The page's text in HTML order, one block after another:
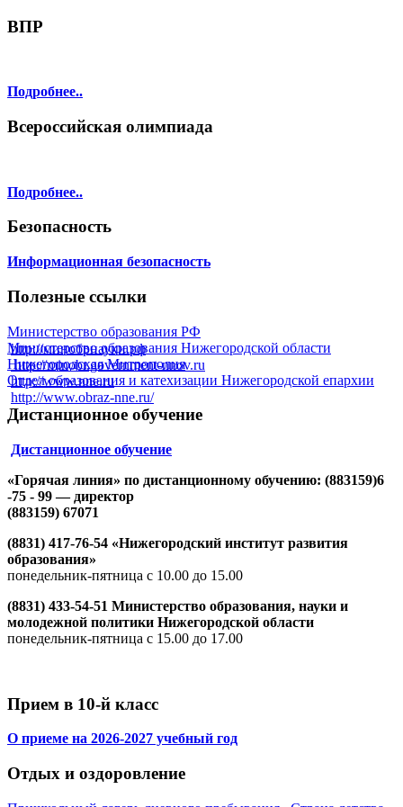
ВПР
Подробнее..
Всероссийская олимпиада
Подробнее..
Безопасность
Информационная безопасность
Полезные ссылки
Министерство образования РФ
http://минобрнауки.рф
Министерство образования Нижегородской области
http://minobr.government-nnov.ru
Нижегородская Митрополия
http://www.nne.ru
Отдел образования и катехизации Нижегородской епархии
http://www.obraz-nne.ru/
Дистанционное обучение
Дистанционное обучение
«Горячая линия» по дистанционному обучению: (883159)6
-75 - 99 — директор
(883159) 67071
(8831) 417-76-54 «Нижегородский институт развития
образования»
понедельник-пятница с 10.00 до 15.00
(8831) 433-54-51 Министерство образования, науки и
молодежной политики Нижегородской области
понедельник-пятница с 15.00 до 17.00
Прием в 10-й класс
О приеме на 2026-2027 учебный год
Отдых и оздоровление